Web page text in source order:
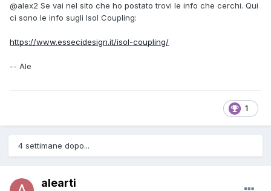
@alex2 Se vai nel sito che ho postato trovi le info che cerchi. Qui
ci sono le info sugli Isol Coupling:
https://www.essecidesign.it/isol-coupling/
-- Ale
1
4 settimane dopo...
alearti